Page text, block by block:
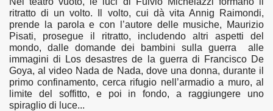
ritratto di un volto. Il volto, cui dà vita Annig Raimondi,
prende la parola e con l’autore delle musiche, Maurizio
Pisati, prosegue il ritratto, includendo altri aspetti del
mondo, dalle domande dei bambini sulla guerra alle
immagini di
Los desastres de la guerra di Francisco De
Goya, al video Nada de Nada, dove una donna, durante il
primo confinamento, cerca rifugio nell’armadio a muro, al
limite del soffitto, e poi in fondo, a raggiungere uno
spiraglio di luce...